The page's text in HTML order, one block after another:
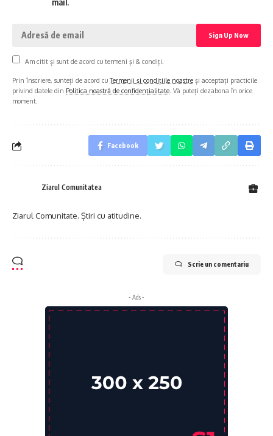
Am citit și sunt de acord cu termeni și & condiți.
Prin înscriere, sunteți de acord cuTermenii și condițiile noastre și acceptați practicile
privind datele din Politica noastră de confidențialitate . Vă puteți dezabona în orice
moment.
Facebook
Ziarul Comunitatea
Ziarul Comunitate. Știri cu atitudine.
Scrie un comentariu
- Ads -